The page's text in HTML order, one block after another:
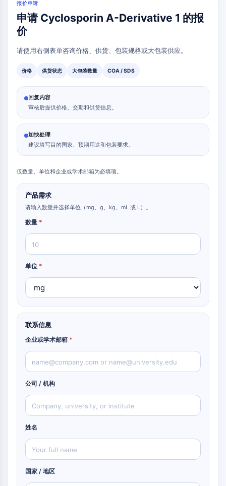
LAG-3
CX3CR1
CD28
TREM受体
P-选择素
CD47
IKAROS家族
BCL6
NTPDase
巨噬细胞迁移抑制因子
环GMP-AMP合酶
盐诱导激酶
MyD88
5-脂氧合酶激活蛋白
半乳糖凝集素
主要组织相容性复合体
活化T细胞核因子
CD73
SphK
精氨酸酶
AP-1
PSMA
细胞焦亡
IFNAR
PGE合酶
FKBP
SOD
PD-1/PD-L1
芳烃受体
补体系统
STING
CCR
报价申请
申请 Cyclosporin A-Derivative 1 的报
价
请使用右侧表单咨询价格、供货、包装规格或大包装供应。
价格 供货状态 大包装数量 COA / SDS
回复内容
审核后提供价格、交期和供货信息。
加快处理
建议填写目的国家、预期用途和包装要求。
仅数量、单位和企业或学术邮箱为必填项。
产品需求
请输入数量并选择单位（mg、g、kg、mL 或 L）。
数量 *
单位 *
联系信息
企业或学术邮箱 *
公司 / 机构
姓名
国家 / 地区